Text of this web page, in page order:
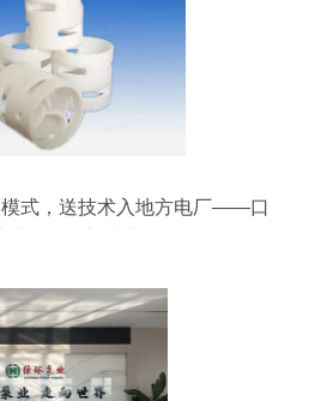
式，送技术入地方电厂——口